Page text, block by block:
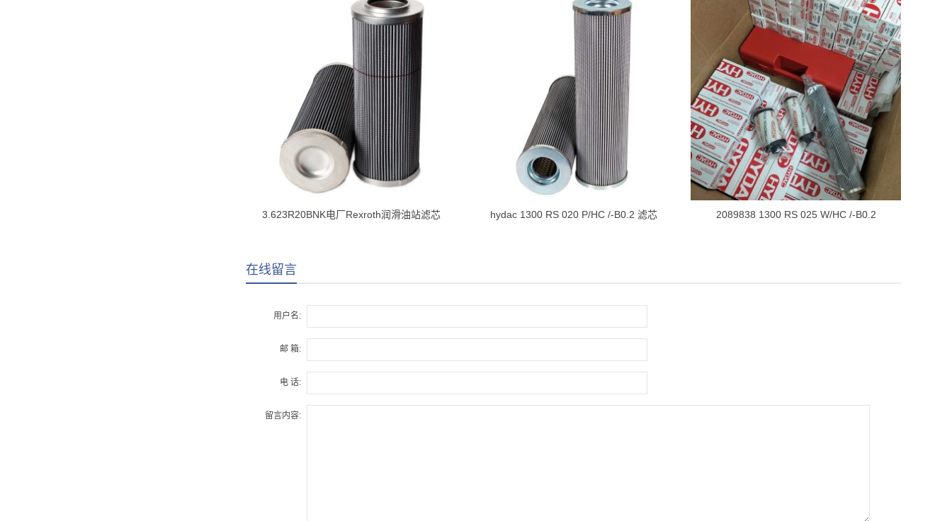
3.623R20BNK电厂Rexroth润滑油站滤芯 hydac 1300 RS 020 P/HC /-B0.2 滤芯 2089838 1300 RS 025 W/HC /-B0.2
在线留言
用户名:
邮 箱:
电 话:
留言内容: